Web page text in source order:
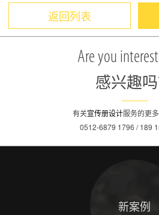
返回列表
Are you
感兴趣吗
有关宣传册设计服务的更
0512-6879 1796 / 189
新案例